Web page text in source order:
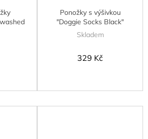
Ponožky s výšivkou
"Doggie Socks Black"
Skladem
329 Kč